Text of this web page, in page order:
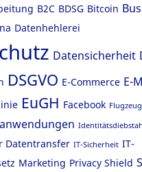
B2C BDSG Bitcoin
Datenhehlerei
Datensicherheit
DSGVO E-Commerce E-
EuGH Facebook Flugzeug
Datentransfer IT-Sicherheit IT-
Marketing Privacy Shield